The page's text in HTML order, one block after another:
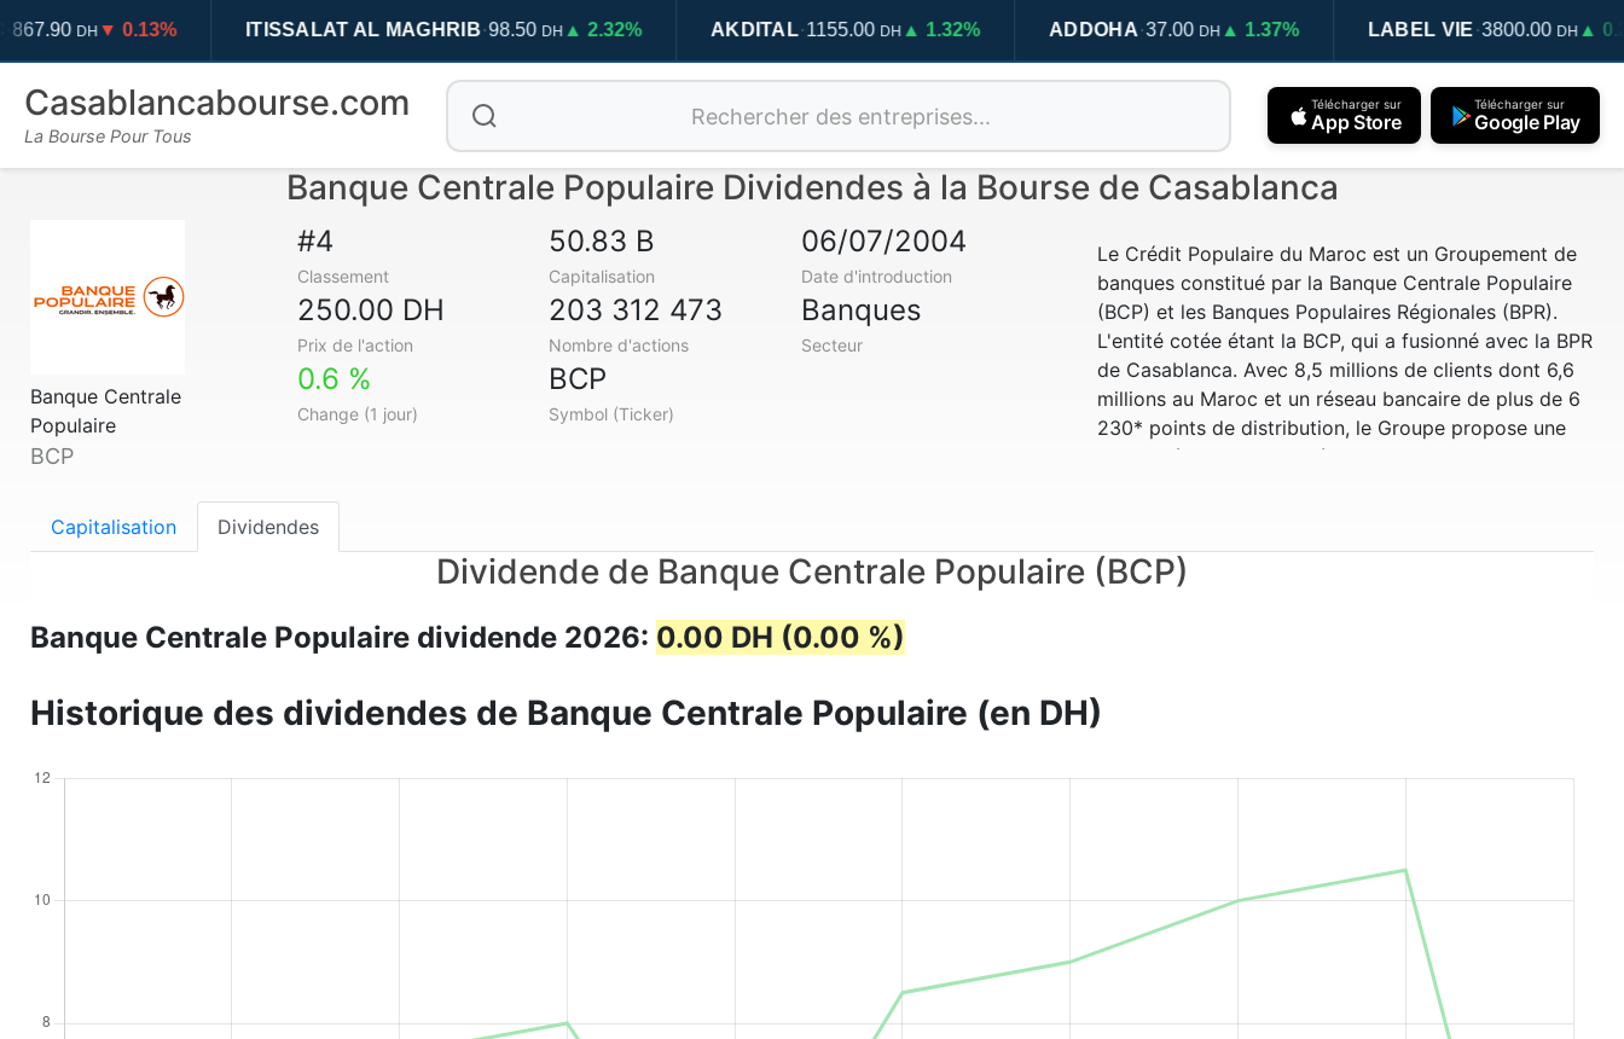
DH ▼ 0.13% ITISSALAT AL MAGHRIB·98.50DH▲ 2.32% AKDITAL·1155.00DH▲ 1.32% ADDOHA·37.00DH▲ 1.37% LABEL VIE ·3800.00DH▲ 0.29%
Casablancabourse.com
La Bourse Pour Tous
Télécharger sur
App Store
Télécharger sur
Google Play
Banque Centrale Populaire Dividendes à la Bourse de Casablanca
Banque Centrale
Populaire
BCP
#4
Classement
50.83 B
Capitalisation
06/07/2004
Date d'introduction
250.00 DH
Prix de l'action
203 312 473
Nombre d'actions
Banques
Secteur
0.6 %
Change (1 jour)
BCP
Symbol (Ticker)
Le Crédit Populaire du Maroc est un Groupement de
banques constitué par la Banque Centrale Populaire
(BCP) et les Banques Populaires Régionales (BPR).
L'entité cotée étant la BCP, qui a fusionné avec la BPR
de Casablanca. Avec 8,5 millions de clients dont 6,6
millions au Maroc et un réseau bancaire de plus de 6
230* points de distribution, le Groupe propose une
gamme élargie et complète de services et produits
français BPCE et au Groupe SFI via des
consolidation du Groupe en 2012. La BCP est dirigée
Capitalisation Dividendes
Dividende de Banque Centrale Populaire (BCP)
Banque Centrale Populaire dividende 2026: 0.00 DH (0.00 %)
Historique des dividendes de Banque Centrale Populaire (en DH)